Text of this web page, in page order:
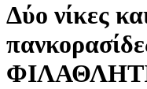
Δύο νίκες